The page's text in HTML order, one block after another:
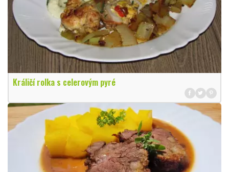
Králičí rolka s celerovým pyré